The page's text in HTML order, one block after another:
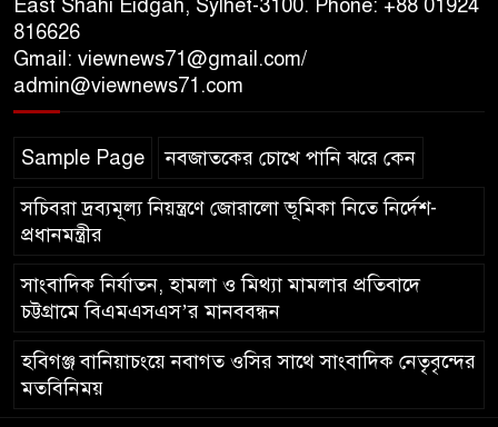
‘সমন্বিত উদ্যোগেই গড়ে উঠবে
আধুনিক সিলেট’ – বাণিজ্যমন্ত্রী
ত্রিতরঙ্গের বাদল সাঁঝের বর্ণাঢ্য
আয়োজন ‘শ্রাবনের মেঘগুলো’
East Shahi Eidgah, Sylhet-3100. Phone: +88 01924
816626
Gmail: viewnews71@gmail.com/
admin@viewnews71.com
Sample Page নবজাতকের চোখে পানি ঝরে কেন
সচিবরা দ্রব্যমূল্য নিয়ন্ত্রণে জোরালো ভূমিকা নিতে নির্দেশ-
প্রধানমন্ত্রীর
সাংবাদিক নির্যাতন, হামলা ও মিথ্যা মামলার প্রতিবাদে
চট্টগ্রামে বিএমএসএস’র মানববন্ধন
হবিগঞ্জ বানিয়াচংয়ে নবাগত ওসির সাথে সাংবাদিক নেতৃবৃন্দের
মতবিনিময়